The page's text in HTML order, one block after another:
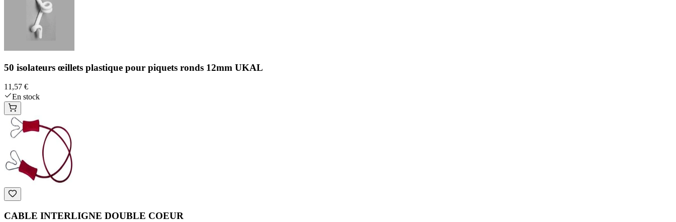
50 isolateurs œillets plastique pour piquets ronds 12mm UKAL
11,57 €
En stock
CABLE INTERLIGNE DOUBLE COEUR